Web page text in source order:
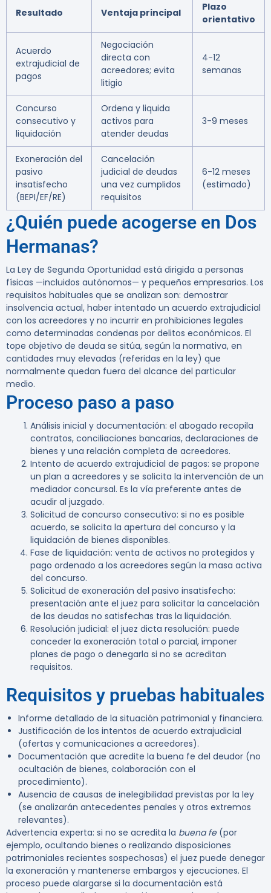
Resultado Ventaja principal
Plazo
orientativo
Acuerdo
extrajudicial de
pagos
Negociación
directa con
acreedores; evita
litigio
4-12
semanas
Concurso
consecutivo y
liquidación
Ordena y liquida
activos para
atender deudas
3-9 meses
Exoneración del
pasivo
insatisfecho
(BEPI/EF/RE)
Cancelación
judicial de deudas
una vez cumplidos
requisitos
6-12 meses
(estimado)
¿Quién puede acogerse en Dos
Hermanas?
La Ley de Segunda Oportunidad está dirigida a personas
físicas —incluidos autónomos— y pequeños empresarios. Los
requisitos habituales que se analizan son: demostrar
insolvencia actual, haber intentado un acuerdo extrajudicial
con los acreedores y no incurrir en prohibiciones legales
como determinadas condenas por delitos económicos. El
tope objetivo de deuda se sitúa, según la normativa, en
cantidades muy elevadas (referidas en la ley) que
normalmente quedan fuera del alcance del particular
medio.
Proceso paso a paso
Análisis inicial y documentación: el abogado recopila
contratos, conciliaciones bancarias, declaraciones de
bienes y una relación completa de acreedores.
Intento de acuerdo extrajudicial de pagos: se propone
un plan a acreedores y se solicita la intervención de un
mediador concursal. Es la vía preferente antes de
acudir al juzgado.
Solicitud de concurso consecutivo: si no es posible
acuerdo, se solicita la apertura del concurso y la
liquidación de bienes disponibles.
Fase de liquidación: venta de activos no protegidos y
pago ordenado a los acreedores según la masa activa
del concurso.
Solicitud de exoneración del pasivo insatisfecho:
presentación ante el juez para solicitar la cancelación
de las deudas no satisfechas tras la liquidación.
Resolución judicial: el juez dicta resolución: puede
conceder la exoneración total o parcial, imponer
planes de pago o denegarla si no se acreditan
requisitos.
Requisitos y pruebas habituales
Informe detallado de la situación patrimonial y financiera.
Justificación de los intentos de acuerdo extrajudicial
(ofertas y comunicaciones a acreedores).
Documentación que acredite la buena fe del deudor (no
ocultación de bienes, colaboración con el
procedimiento).
Ausencia de causas de inelegibilidad previstas por la ley
(se analizarán antecedentes penales y otros extremos
relevantes).
Advertencia experta: si no se acredita la buena fe(por
ejemplo, ocultando bienes o realizando disposiciones
patrimoniales recientes sospechosas) el juez puede denegar
la exoneración y mantenerse embargos y ejecuciones. El
proceso puede alargarse si la documentación está